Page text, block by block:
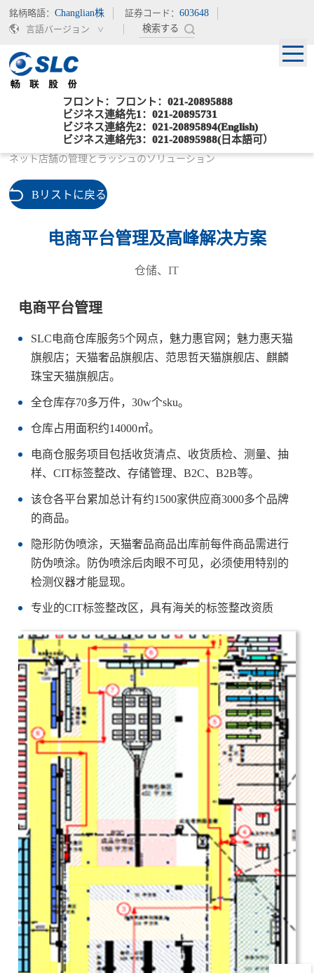
銘柄略語：Changlian株 証券コード：603648
言語バージョン
フロント：フロント：021-20895888
ビジネス連絡先1：021-20895731
ビジネス連絡先2：021-20895894(English)
ビジネス連絡先3：021-20895988(日本語可）
現在位置：ホームページ> 得意業務>
ネット店舗の管理とラッシュのソリューション
Bリストに戻る
电商平台管理及高峰解决方案
仓储、IT
电商平台管理
SLC电商仓库服务5个网点，魅力惠官网；魅力惠天猫
旗舰店；天猫奢品旗舰店、范思哲天猫旗舰店、麒麟
珠宝天猫旗舰店。
全仓库存70多万件，30w个sku。
仓库占用面积约14000㎡。
电商仓服务项目包括收货清点、收货质检、测量、抽
样、CIT标签整改、存储管理、B2C、B2B等。
该仓各平台累加总计有约1500家供应商3000多个品牌
的商品。
隐形防伪喷涂，天猫奢品商品出库前每件商品需进行
防伪喷涂。防伪喷涂后肉眼不可见，必须使用特别的
检测仪器才能显现。
专业的CIT标签整改区，具有海关的标签整改资质